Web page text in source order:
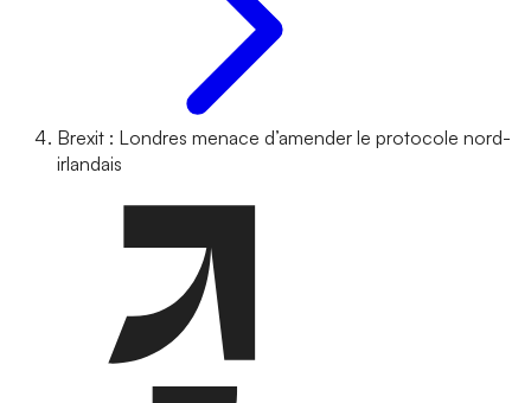
Brexit : Londres menace d’amender le protocole nord-
irlandais